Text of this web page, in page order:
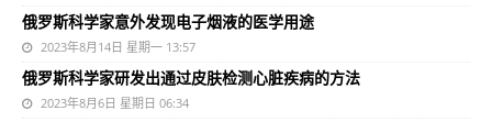
俄罗斯科学家意外发现电子烟液的医学用途
2023年8月14日 星期一 13:57
俄罗斯科学家研发出通过皮肤检测心脏疾病的方法
2023年8月6日 星期日 06:34